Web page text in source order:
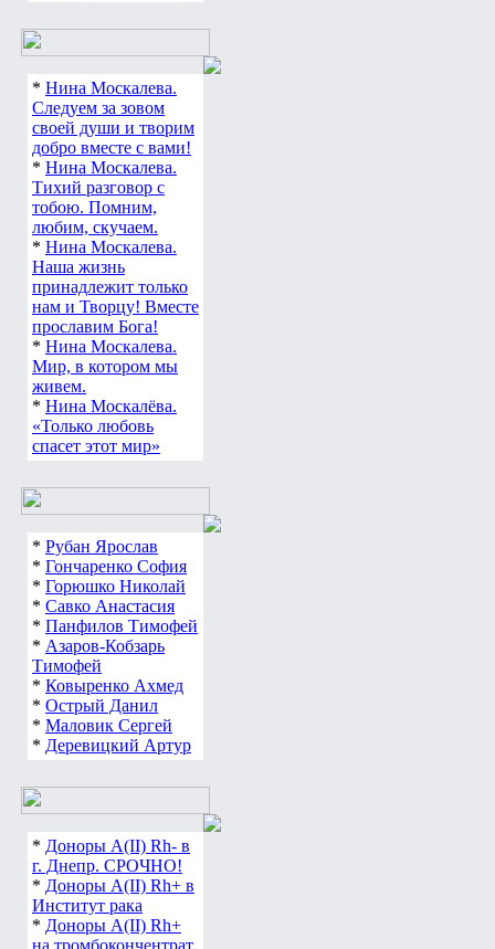
*Нина Москалева.
Следуем за зовом
своей души и творим
добро вместе с вами!
*Нина Москалева.
Тихий разговор с
тобою. Помним,
любим, скучаем.
*Нина Москалева.
Наша жизнь
принадлежит только
нам и Творцу! Вместе
прославим Бога!
*Нина Москалева.
Мир, в котором мы
живем.
*Нина Москалёва.
«Только любовь
спасет этот мир»
* Рубан Ярослав
* Гончаренко София
* Горюшко Николай
* Савко Анастасия
* Панфилов Тимофей
*Азаров-Кобзарь
Тимофей
* Ковыренко Ахмед
* Острый Данил
* Маловик Сергей
* Доноры А(ІІ) Rh- в
г. Днепр. СРОЧНО!
* Доноры А(ІІ) Rh+ в
Институт рака